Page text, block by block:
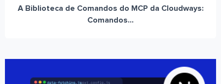
A Biblioteca de Comandos do MCP da Cloudways:
Comandos...